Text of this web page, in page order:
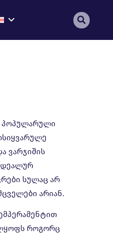
პოპულარული
ვარჯიშის
სულაც არ
არიან.
როგორც